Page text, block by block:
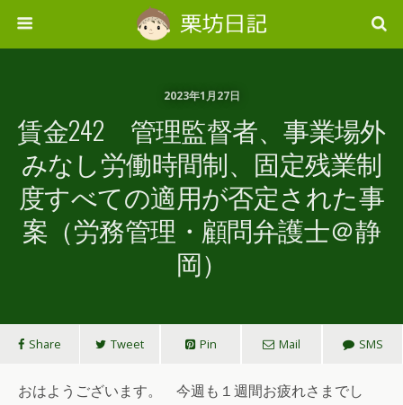
2023年1月27日
賃金242 管理監督者、事業場外
みなし労働時間制、固定残業制
度すべての適用が否定された事
案（労務管理・顧問弁護士＠静
岡）
Share Tweet Pin Mail SMS
おはようございます。 今週も１週間お疲れさまでし